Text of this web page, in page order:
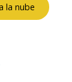
la nube